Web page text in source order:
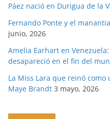
Páez nació en Durigua de la
Fernando Ponte y el
junio, 2026
Amelia Earhart en
desapareció en el fin del
La Miss Lara que reinó
Maye Brandt 3 mayo, 2026